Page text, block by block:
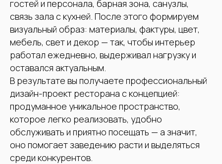
гостей и персонала, барная зона, санузлы,
связь зала с кухней. После этого формируем
визуальный образ: материалы, фактуры, цвет,
мебель, свет и декор — так, чтобы интерьер
работал ежедневно, выдерживал нагрузку и
оставался актуальным.
В результате вы получаете профессиональный
дизайн-проект ресторана с концепцией:
продуманное уникальное пространство,
которое легко реализовать, удобно
обслуживать и приятно посещать — а значит,
оно помогает заведению расти и выделяться
среди конкурентов.